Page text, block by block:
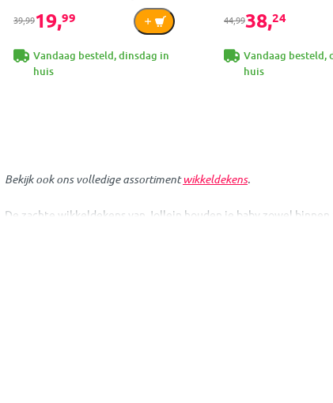
39,9919,99
Vandaag besteld, dinsdag in
huis
44,9938,24
Vandaag besteld,
huis
Bekijk ook ons volledige assortimentwikkeldekens.
De zachte wikkeldekens van Jollein houden je baby zowel
Hierdoor is de wikkeldeken geschikt voor zowel thuis als in de